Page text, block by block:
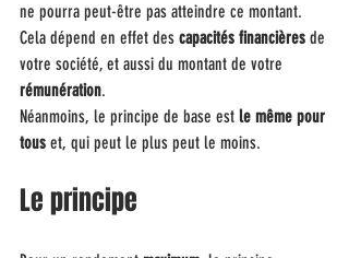
ne pourra peut-être pas atteindre ce montant.
Cela dépend en effet des capacités financières de
votre société, et aussi du montant de votre
rémunération.
Néanmoins, le principe de base est le même pour
tous et, qui peut le plus peut le moins.
Le principe